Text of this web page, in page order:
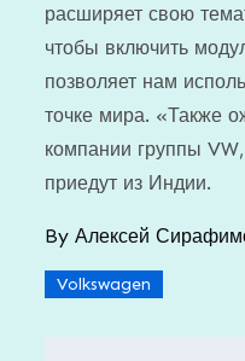
расширяет свою
чтобы включить
позволяет нам
точке мира. «Также
компании группы
приедут из Индии.
ByАлексей
Volkswagen